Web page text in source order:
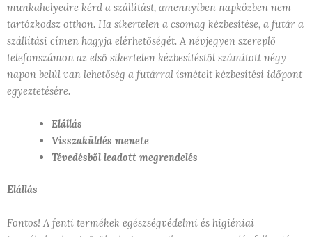
munkahelyedre kérd a szállítást, amennyiben napközben nem
tartózkodsz otthon. Ha sikertelen a csomag kézbesítése, a futár a
szállítási címen hagyja elérhetőségét. A névjegyen szereplő
telefonszámon az első sikertelen kézbesítéstől számított négy
napon belül van lehetőség a futárral ismételt kézbesítési időpont
egyeztetésére.
Elállás
Visszaküldés menete
Tévedésből leadott megrendelés
Elállás
Fontos! A fenti termékek egészségvédelmi és higiéniai